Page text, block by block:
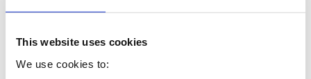
This website uses cookies
We use cookies to: